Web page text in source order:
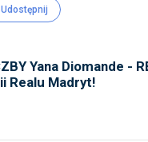
Udostępnij
Yana Diomande -
Realu Madryt!